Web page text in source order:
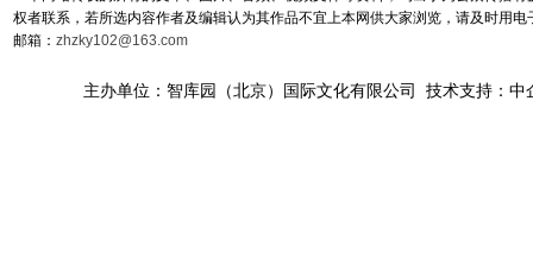
权者联系，若所选内容作者及编辑认为其作品不宜上本网供大家浏览，请及时用
邮箱： zhzky102@163.com
主办单位：智库园（北京）国际文化有限公司 技术支持：